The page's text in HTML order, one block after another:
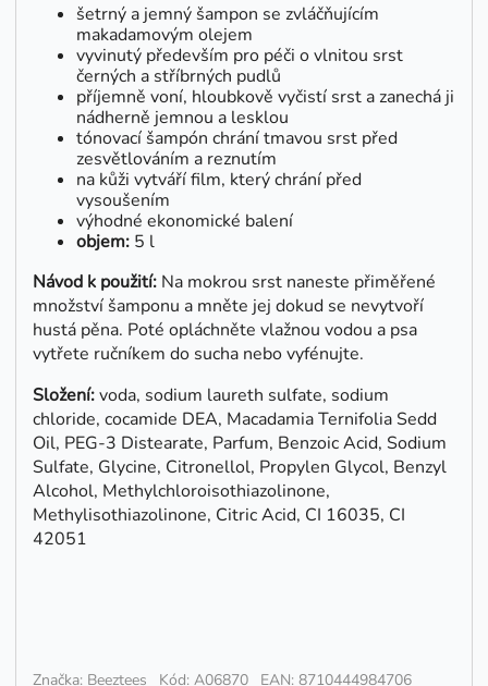
šetrný a jemný šampon se zvláčňujícím
makadamovým olejem
vyvinutý především pro péči o vlnitou srst
černých a stříbrných pudlů
příjemně voní, hloubkově vyčistí srst a zanechá ji
nádherně jemnou a lesklou
tónovací šampón chrání tmavou srst před
zesvětlováním a reznutím
na kůži vytváří film, který chrání před
vysoušením
výhodné ekonomické balení
objem: 5 l
Návod k použití: Na mokrou srst naneste přiměřené
množství šamponu a mněte jej dokud se nevytvoří
hustá pěna. Poté opláchněte vlažnou vodou a psa
vytřete ručníkem do sucha nebo vyfénujte.
Složení:voda, sodium laureth sulfate, sodium
chloride, cocamide DEA, Macadamia Ternifolia Sedd
Oil, PEG-3 Distearate, Parfum, Benzoic Acid, Sodium
Sulfate, Glycine, Citronellol, Propylen Glycol, Benzyl
Alcohol, Methylchloroisothiazolinone,
Methylisothiazolinone, Citric Acid, CI 16035, CI
42051
Značka: Beeztees Kód: A06870 EAN: 8710444984706